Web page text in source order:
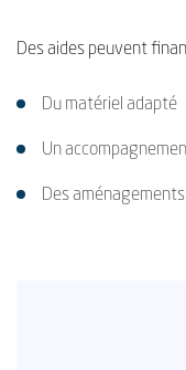
Des aides peuvent
Du matériel adapté
Un
Des